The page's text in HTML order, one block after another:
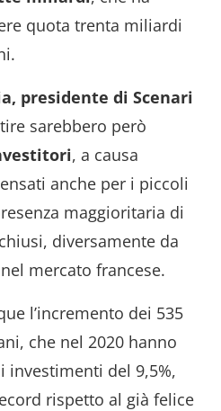
quota trenta miliardi
presidente di Scenari
sarebbero però
, a causa
anche per i piccoli
maggioritaria di
diversamente da
mercato francese.
l’incremento dei 535
che nel 2020 hanno
investimenti del 9,5%,
rispetto al già felice